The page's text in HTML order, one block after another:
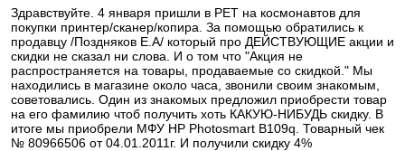
Здравствуйте. 4 января пришли в РЕТ на космонавтов для
покупки принтер/сканер/копира. За помощью обратились к
продавцу /Поздняков Е.А/ который про ДЕЙСТВУЮЩИЕ акции и
скидки не сказал ни слова. И о том что "Акция не
распространяется на товары, продаваемые со скидкой." Мы
находились в магазине около часа, звонили своим знакомым,
советовались. Один из знакомых предложил приобрести товар
на его фамилию чтоб получить хоть КАКУЮ-НИБУДЬ скидку. В
итоге мы приобрели МФУ HP Photosmart B109q. Товарный чек
№ 80966506 от 04.01.2011г. И получили скидку 4%